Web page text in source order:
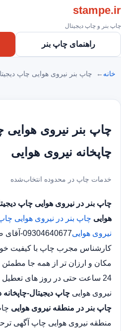
stampe.ir
چاپ بنر و چاپ دیجیتال
راهنمای چاپ بنر
خانه چاپ بنر نیروی هوایی چاپ
چاپ بنر نیروی هوایی
چاپخانه نیروی هوایی
خدمات چاپ در محدوده انتخاب‌شده
چاپ بنر در نیروی هوایی چاپ
هوایی چاپ بنر در نیروی هوایی
نیروی هوایی
کارشناس مجرب چاپ با کیفیت
مکان و ارزان تر از همه جا
24 ساعت حتی در روز های
نیروی هوایی چاپ دیجیتال-
چاپ بنر در منطقه نیروی هوایی
منطقه نیروی هوایی چاپ آگهی